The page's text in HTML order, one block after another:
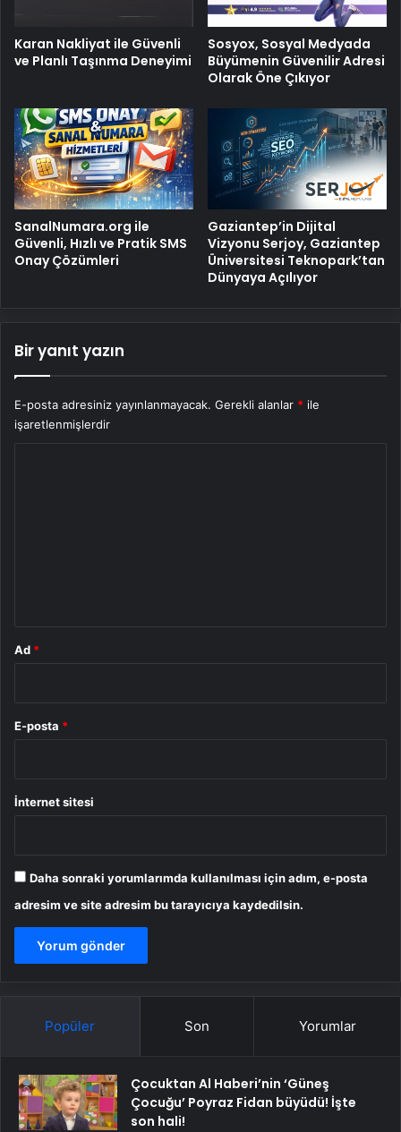
Karan Nakliyat ile Güvenli
ve Planlı Taşınma Deneyimi
Sosyox, Sosyal Medyada
Büyümenin Güvenilir Adresi
Olarak Öne Çıkıyor
SanalNumara.org ile
Güvenli, Hızlı ve Pratik SMS
Onay Çözümleri
Gaziantep’in Dijital
Vizyonu Serjoy, Gaziantep
Üniversitesi Teknopark’tan
Dünyaya Açılıyor
Bir yanıt yazın
E-posta adresiniz yayınlanmayacak. Gerekli alanlar * ile
işaretlenmişlerdir
Ad *
E-posta *
İnternet sitesi
Daha sonraki yorumlarımda kullanılması için adım, e-posta
adresim ve site adresim bu tarayıcıya kaydedilsin.
Popüler Son Yorumlar
Çocuktan Al Haberi’nin ‘Güneş
Çocuğu’ Poyraz Fidan büyüdü! İşte
son hali!